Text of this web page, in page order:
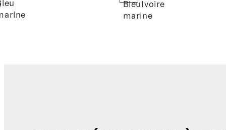
Bleu
marine
Ivoire